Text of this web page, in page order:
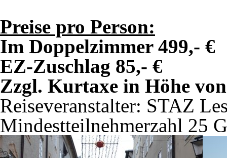
Preise pro Person:
Im Doppelzimmer 499,- €
EZ-Zuschlag 85,- €
Zzgl. Kurtaxe in Höhe
Reiseveranstalter: STAZ
Mindestteilnehmerzahl 25